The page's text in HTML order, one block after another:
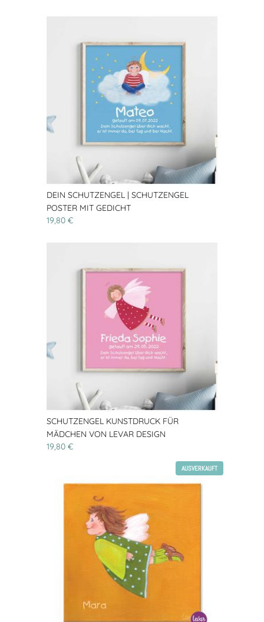
DEIN SCHUTZENGEL | SCHUTZENGEL
POSTER MIT GEDICHT
19,80 €
SCHUTZENGEL KUNSTDRUCK FÜR
MÄDCHEN VON LEVAR DESIGN
19,80 €
AUSVERKAUFT